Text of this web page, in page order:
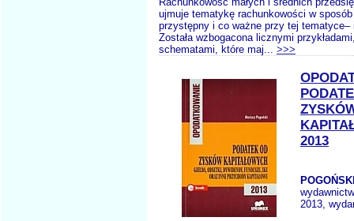
ujmuje tematykę rachunkowości w sposób
przystępny i co ważne przy tej tematyce–
Została wzbogacona licznymi
schematami, które maj... >>>
2013
2013,